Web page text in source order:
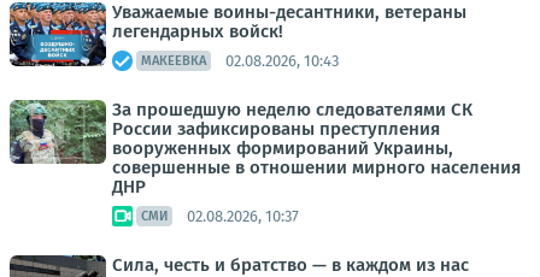
Уважаемые воины-десантники, ветераны
легендарных войск!
МАКЕЕВКА 02.08.2026, 10:43
За прошедшую неделю следователями СК
России зафиксированы преступления
вооруженных формирований Украины,
совершенные в отношении мирного населения
ДНР
СМИ 02.08.2026, 10:37
Сила, честь и братство — в каждом из нас